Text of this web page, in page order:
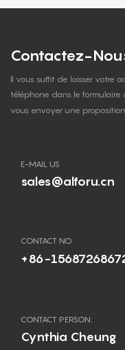
Contactez-
Il vous suffit de laisser votre
téléphone dans le
vous envoyer une
E-MAIL US
sales@alforu.cn
CONTACT NO.
+86-
CONTACT PERSON:
Cynthia Cheung